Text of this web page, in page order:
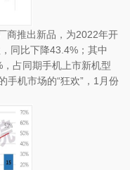
商推出新品，为2022年开
同比下降43.4%；其中
占同期手机上市新机型
手机市场的“狂欢”，1月份